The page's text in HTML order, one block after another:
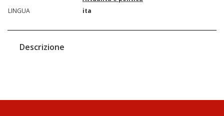
LINGUA
ita
Descrizione